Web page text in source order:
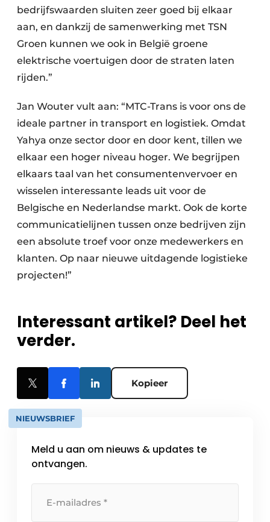
bedrijfswaarden sluiten zeer goed bij elkaar
aan, en dankzij de samenwerking met TSN
Groen kunnen we ook in België groene
elektrische voertuigen door de straten laten
rijden.”
Jan Wouter vult aan: “MTC-Trans is voor ons de
ideale partner in transport en logistiek. Omdat
Yahya onze sector door en door kent, tillen we
elkaar een hoger niveau hoger. We begrijpen
elkaars taal van het consumentenvervoer en
wisselen interessante leads uit voor de
Belgische en Nederlandse markt. Ook de korte
communicatielijnen tussen onze bedrijven zijn
een absolute troef voor onze medewerkers en
klanten. Op naar nieuwe uitdagende logistieke
projecten!”
Interessant artikel? Deel het
verder.
Kopieer
NIEUWSBRIEF
Meld u aan om nieuws & updates te
ontvangen.